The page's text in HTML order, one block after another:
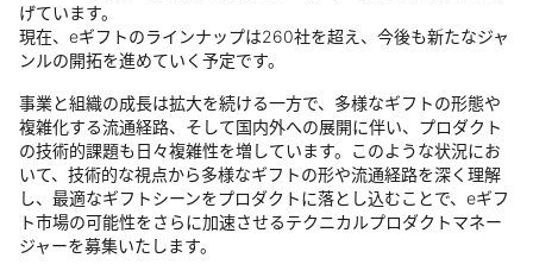
げています。
現在、eギフトのラインナップは260社を超え、今後も新たなジャ
ンルの開拓を進めていく予定です。
事業と組織の成長は拡大を続ける一方で、多様なギフトの形態や
複雑化する流通経路、そして国内外への展開に伴い、プロダクト
の技術的課題も日々複雑性を増しています。このような状況にお
いて、技術的な視点から多様なギフトの形や流通経路を深く理解
し、最適なギフトシーンをプロダクトに落とし込むことで、eギフ
ト市場の可能性をさらに加速させるテクニカルプロダクトマネー
ジャーを募集いたします。